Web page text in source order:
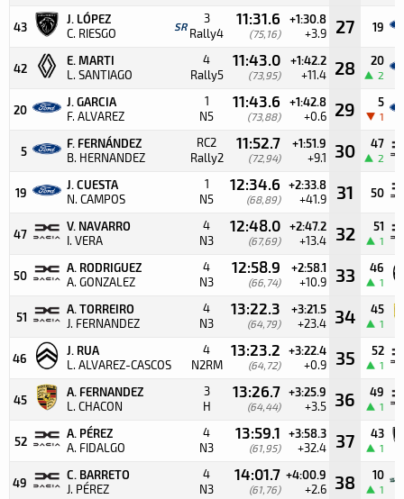
43
J. LÓPEZ
C. RIESGO SR
3
Rally4
11:31.6
(75,16)
+1:30.8
+3.9 27 19
42
E. MARTI
L. SANTIAGO
4
Rally5
11:43.0
(73,95)
+1:42.2
+11.4 28 20
2
20
J. GARCIA
F. ALVAREZ
1
N5
11:43.6
(73,88)
+1:42.8
+0.6 29 5
1
5
F. FERNÁNDEZ
B. HERNANDEZ
RC2
Rally2
11:52.7
(72,94)
+1:51.9
+9.1 30 47
2
19
J. CUESTA
N. CAMPOS
1
N5
12:34.6
(68,89)
+2:33.8
+41.9 31 50
47
V. NAVARRO
I. VERA
4
N3
12:48.0
(67,69)
+2:47.2
+13.4 32 51
1
50
A. RODRIGUEZ
A. GONZALEZ
4
N3
12:58.9
(66,74)
+2:58.1
+10.9 33 46
1
51
A. TORREIRO
J. FERNANDEZ
4
N3
13:22.3
(64,79)
+3:21.5
+23.4 34 45
1
46
J. RUA
L. ALVAREZ-CASCOS
4
N2RM
13:23.2
(64,72)
+3:22.4
+0.9 35 52
1
45
A. FERNANDEZ
L. CHACON
3
H
13:26.7
(64,44)
+3:25.9
+3.5 36 49
1
52
A. PÉREZ
A. FIDALGO
4
N3
13:59.1
(61,95)
+3:58.3
+32.4 37 43
1
49
C. BARRETO
J. PÉREZ
4
N3
14:01.7
(61,76)
+4:00.9
+2.6 38 10
1